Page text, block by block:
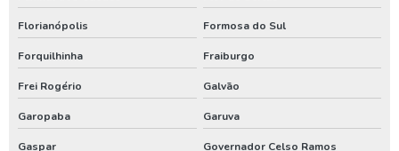
Teste de vazão poço
Teste de vazão poço artesiano
Tratamento de água de poço artesiano
Valor de outorga de poço artesiano
Florianópolis Formosa do Sul
Forquilhinha Fraiburgo
Frei Rogério Galvão
Garopaba Garuva
Gaspar Governador Celso Ramos